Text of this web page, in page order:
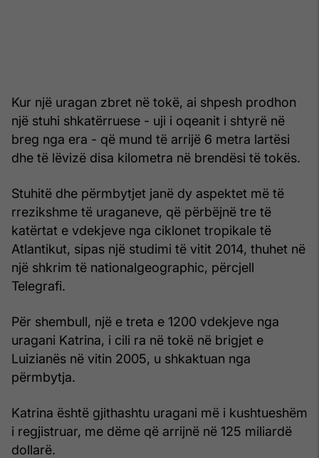
Kur një uragan zbret në tokë, ai shpesh prodhon
një stuhi shkatërruese - uji i oqeanit i shtyrë në
breg nga era - që mund të arrijë 6 metra lartësi
dhe të lëvizë disa kilometra në brendësi të tokës.
Stuhitë dhe përmbytjet janë dy aspektet më të
rrezikshme të uraganeve, që përbëjnë tre të
katërtat e vdekjeve nga ciklonet tropikale të
Atlantikut, sipas një studimi të vitit 2014, thuhet në
një shkrim të nationalgeographic, përcjell
Telegrafi.
Për shembull, një e treta e 1200 vdekjeve nga
uragani Katrina, i cili ra në tokë në brigjet e
Luizianës në vitin 2005, u shkaktuan nga
përmbytja.
Katrina është gjithashtu uragani më i kushtueshëm
i regjistruar, me dëme që arrijnë në 125 miliardë
dollarë.